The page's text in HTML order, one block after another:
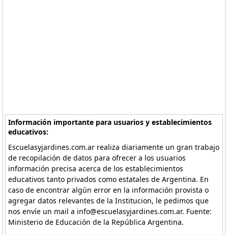
Información importante para usuarios y establecimientos
educativos:
Escuelasyjardines.com.ar realiza diariamente un gran trabajo
de recopilación de datos para ofrecer a los usuarios
información precisa acerca de los establecimientos
educativos tanto privados como estatales de Argentina. En
caso de encontrar algún error en la información provista o
agregar datos relevantes de la Institucion, le pedimos que
nos envíe un mail a info@escuelasyjardines.com.ar. Fuente:
Ministerio de Educación de la República Argentina.